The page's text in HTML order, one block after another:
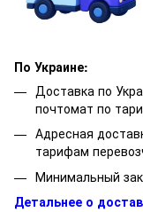
По Украине:
Доставка по
почтомат по
Адресная
тарифам
Минимальный
Детальнее о